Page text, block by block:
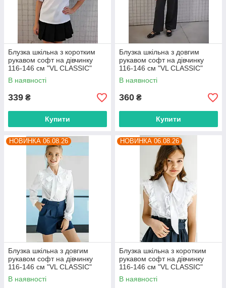
Блузка шкільна з коротким
рукавом софт на дівчинку
116-146 см "VL CLASSIC"
недорого від прямого
постачальника
В наявності
339 ₴
Купити
Блузка шкільна з довгим
рукавом софт на дівчинку
116-146 см "VL CLASSIC"
недорого від прямого
постачальника
В наявності
360 ₴
Купити
НОВИНКА 06.08.26
Блузка шкільна з довгим
рукавом софт на дівчинку
116-146 см "VL CLASSIC"
недорого від прямого
постачальника
В наявності
НОВИНКА 06.08.26
Блузка шкільна з коротким
рукавом софт на дівчинку
116-146 см "VL CLASSIC"
недорого від прямого
постачальника
В наявності